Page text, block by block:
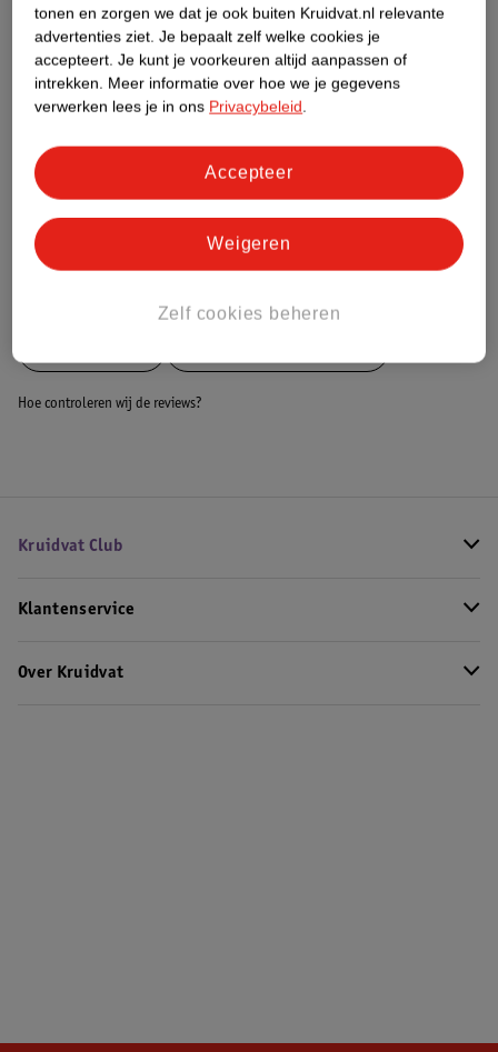
Nature Impact Score
Dit product heeft (nog) geen Nature
Impact Score.
Bestel & Bezorginformatie
Hoe controleren wij de reviews?
Kruidvat Club
Klantenservice
Over Kruidvat
tonen en zorgen we dat je ook buiten Kruidvat.nl relevante
advertenties ziet. Je bepaalt zelf welke cookies je
accepteert. Je kunt je voorkeuren altijd aanpassen of
intrekken. Meer informatie over hoe we je gegevens
verwerken lees je in ons Privacybeleid.
Zelf cookies beheren
Weigeren
Accepteer